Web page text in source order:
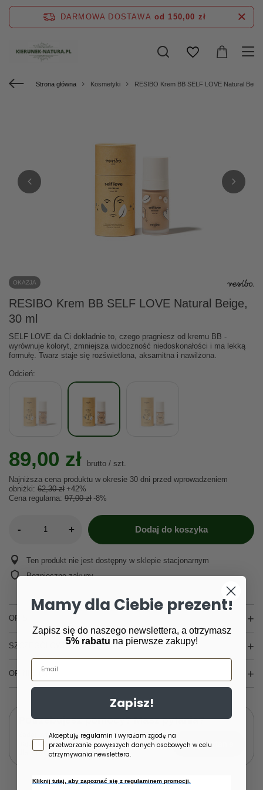
DARMOWA DOSTAWA od 150,00 zł
Strona główna Kosmetyki RESIBO Krem BB SELF LOVE Natural
OKAZJA
RESIBO Krem BB SELF LOVE Natural Beige,
30 ml
SELF LOVE da Ci dokładnie to, czego pragniesz od kremu BB -
wyrównuje koloryt, zmniejsza widoczność niedoskonałości i ma lekką
formułę. Twarz staje się rozświetlona, aksamitna i nawilżona.
Odcień
89,00 zł brutto / szt.
Najniższa cena produktu w okresie 30 dni przed wprowadzeniem
obniżki: 62,30 zł +42%
Cena regularna: 97,00 zł -8%
- + Dodaj do koszyka
Ten produkt nie jest dostępny w sklepie stacjonarnym
Bezpieczne zakupy
OPIS
SZCZEGÓŁOWE DANE
OPINIE (0)
Potrzebujesz pomocy? Masz pytania?
Zadaj pytanie a my odpowiemy niezwłocznie,
najciekawsze pytania i odpowiedzi publikując
dla innych.
Zadaj pytanie
Mamy dla Ciebie prezent!
Zapisz się do naszego newslettera, a otrzymasz
5% rabatu na pierwsze zakupy!
Email
Zapisz!
Zgoda newsletter
Akceptuję regulamin i wyrażam zgodę na
przetwarzanie powyższych danych osobowych w celu
otrzymywania newslettera.
Kliknij tutaj, aby zapoznać się z regulaminem promocji.